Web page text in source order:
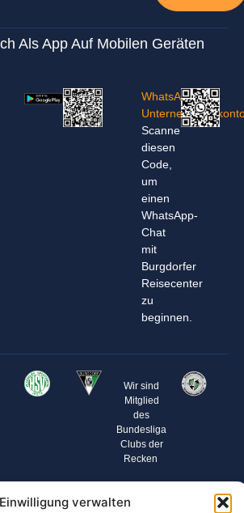
Einwilligung verwalten
Als App Auf Mobilen Geräten
WhatsApp-
Scanne
diesen
Code,
um
einen
WhatsApp-
Chat
mit
Burgdorfer
Reisecenter
zu
beginnen.
Wir sind
Mitglied
des
Bundesliga
Clubs der
Recken